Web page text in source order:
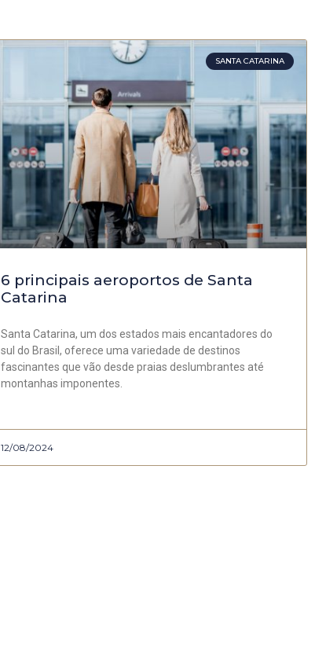
SANTA CATARINA
6 principais aeroportos de Santa
Catarina
Santa Catarina, um dos estados mais encantadores do
sul do Brasil, oferece uma variedade de destinos
fascinantes que vão desde praias deslumbrantes até
montanhas imponentes.
12/08/2024